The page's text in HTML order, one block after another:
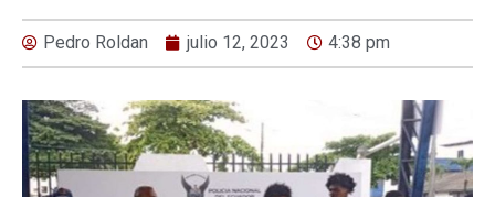
Pedro Roldan julio 12, 2023 4:38 pm